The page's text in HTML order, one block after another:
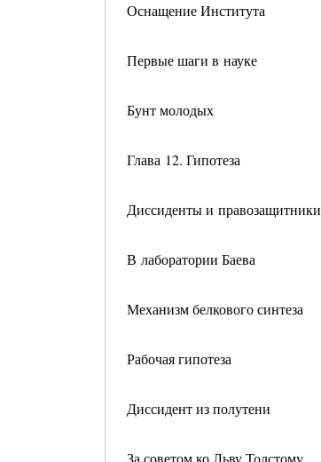
Оснащение Института
Первые шаги в науке
Бунт молодых
Глава 12. Гипотеза
Диссиденты и правозащитники
В лаборатории Баева
Механизм белкового синтеза
Рабочая гипотеза
Диссидент из полутени
За советом ко Льву Толстому